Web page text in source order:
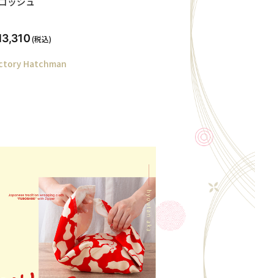
(税込)
Hatchman